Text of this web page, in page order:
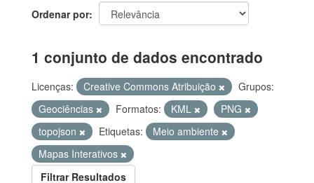
Ordenar por
1 conjunto de dados encontrado
Licenças: Creative Commons Atribuição
Grupos:
Geociências
Formatos: KML
PNG
topojson
Etiquetas:
Meio ambiente
Mapas Interativos
Filtrar Resultados